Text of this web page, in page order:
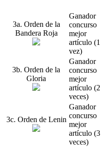
3a. Orden de la
Bandera Roja
Ganador
concurso
mejor
artículo (1
vez)
3b. Orden de la
Gloria
Ganador
concurso
mejor
artículo (2
veces)
3c. Orden de Lenin
Ganador
concurso
mejor
artículo (3
veces)